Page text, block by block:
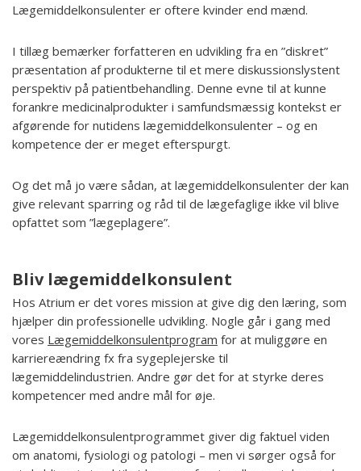
Lægemiddelkonsulenter er oftere kvinder end mænd.
I tillæg bemærker forfatteren en udvikling fra en ”diskret”
præsentation af produkterne til et mere diskussionslystent
perspektiv på patientbehandling. Denne evne til at kunne
forankre medicinalprodukter i samfundsmæssig kontekst er
afgørende for nutidens lægemiddelkonsulenter – og en
kompetence der er meget efterspurgt.
Og det må jo være sådan, at lægemiddelkonsulenter der kan
give relevant sparring og råd til de lægefaglige ikke vil blive
opfattet som ”lægeplagere”.
Bliv lægemiddelkonsulent
Hos Atrium er det vores mission at give dig den læring, som
hjælper din professionelle udvikling. Nogle går i gang med
vores Lægemiddelkonsulentprogram for at muliggøre en
karriereændring fx fra sygeplejerske til
lægemiddelindustrien. Andre gør det for at styrke deres
kompetencer med andre mål for øje.
Lægemiddelkonsulentprogrammet giver dig faktuel viden
om anatomi, fysiologi og patologi – men vi sørger også for